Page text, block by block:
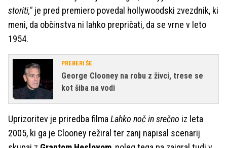
storiti," je pred premiero povedal hollywoodski zvezdnik, ki
meni, da občinstva ni lahko prepričati, da se vrne v leto
1954.
PREBERI ŠE
George Clooney na robu z živci, trese se
kot šiba na vodi
Uprizoritev je priredba filma Lahko noč in srečno iz leta
2005, ki ga je Clooney režiral ter zanj napisal scenarij